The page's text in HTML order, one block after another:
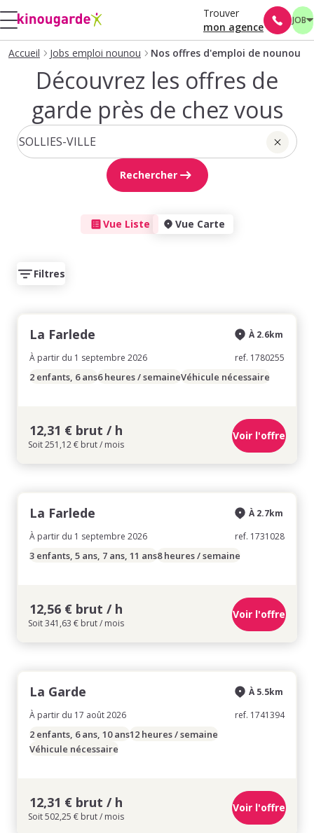
Trouver
mon agence
JOB
Accueil Jobs emploi nounou Nos offres d'emploi de nounou
Découvrez les offres de
garde près de chez vous
Rechercher
Vue Liste Vue Carte
Filtres
La Farlede
À partir du 1 septembre 2026
À 2.6km
ref. 1780255
2 enfants, 6 ans6 heures / semaineVéhicule nécessaire
12,31 € brut / h
Soit 251,12 € brut / mois
Voir l'offre
La Farlede
À partir du 1 septembre 2026
À 2.7km
ref. 1731028
3 enfants, 5 ans, 7 ans, 11 ans8 heures / semaine
12,56 € brut / h
Soit 341,63 € brut / mois
Voir l'offre
La Garde
À partir du 17 août 2026
À 5.5km
ref. 1741394
2 enfants, 6 ans, 10 ans12 heures / semaine
Véhicule nécessaire
12,31 € brut / h
Soit 502,25 € brut / mois
Voir l'offre